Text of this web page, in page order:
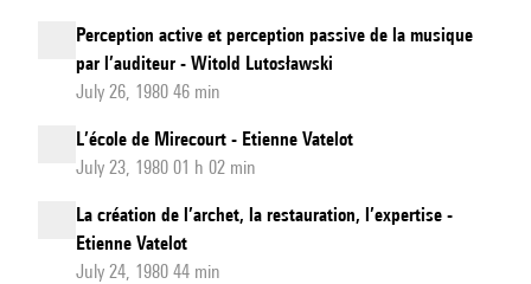
Perception active et perception passive de la musique
par l’auditeur - Witold Lutosławski
July 26, 1980 46 min
L’école de Mirecourt - Etienne Vatelot
July 23, 1980 01 h 02 min
La création de l’archet, la restauration, l’expertise -
Etienne Vatelot
July 24, 1980 44 min